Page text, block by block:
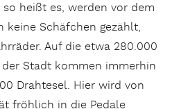
so heißt es, werden vor dem
keine Schäfchen gezählt,
Auf die etwa 280.000
Stadt kommen immerhin
Drahtesel. Hier wird von
fröhlich in die Pedale